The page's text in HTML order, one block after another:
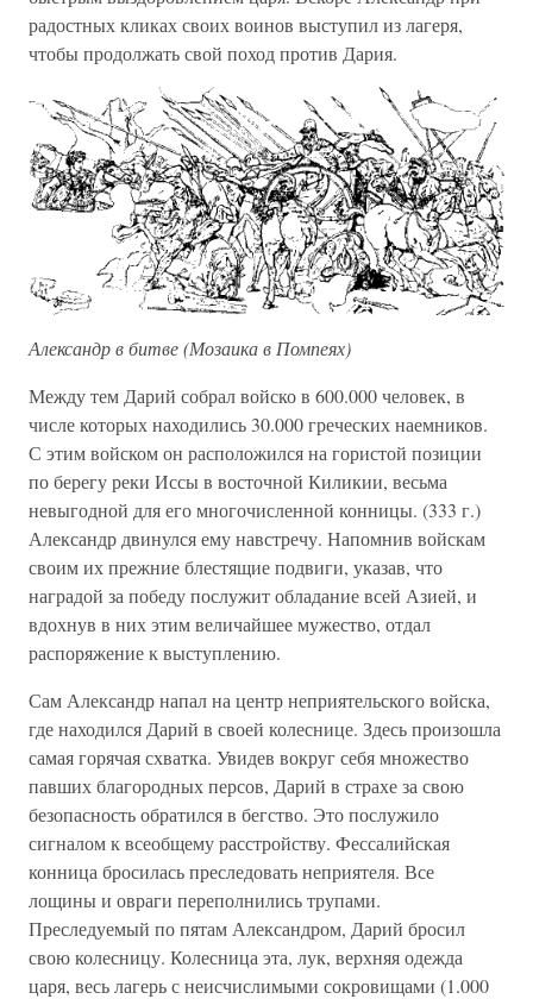
радостных кликах своих воинов выступил из лагеря,
чтобы продолжать свой поход против Дария.
Александр в битве (Мозаика в Помпеях)
Между тем Дарий собрал войско в 600.000 человек, в
числе которых находились 30.000 греческих наемников.
С этим войском он расположился на гористой позиции
по берегу реки Иссы в восточной Киликии, весьма
невыгодной для его многочисленной конницы. (333 г.)
Александр двинулся ему навстречу. Напомнив войскам
своим их прежние блестящие подвиги, указав, что
наградой за победу послужит обладание всей Азией, и
вдохнув в них этим величайшее мужество, отдал
распоряжение к выступлению.
Сам Александр напал на центр неприятельского войска,
где находился Дарий в своей колеснице. Здесь произошла
самая горячая схватка. Увидев вокруг себя множество
павших благородных персов, Дарий в страхе за свою
безопасность обратился в бегство. Это послужило
сигналом к всеобщему расстройству. Фессалийская
конница бросилась преследовать неприятеля. Все
лощины и овраги переполнились трупами.
Преследуемый по пятам Александром, Дарий бросил
свою колесницу. Колесница эта, лук, верхняя одежда
царя, весь лагерь с неисчислимыми сокровищами (1.000